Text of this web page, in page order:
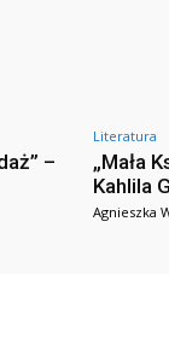
–
Literatura
„Mała
Kahlila
Agnieszka